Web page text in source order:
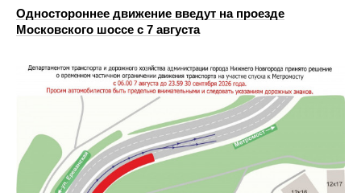
Одностороннее движение введут на проезде
Московского шоссе с 7 августа